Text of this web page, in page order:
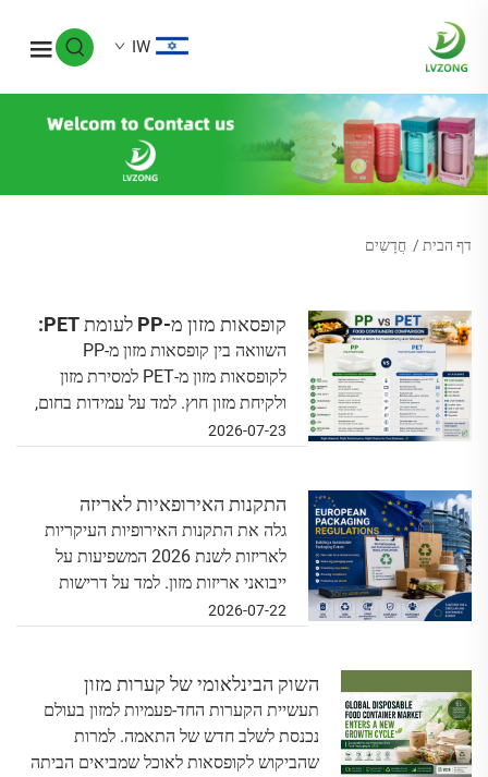
IW
דף הבית/ חֲדָשִים
קופסאות מזון מ-PP לעומת PET:
מה עדיף למסירת מזון ולקיחת מזון
חוץ?
השוואה בין קופסאות מזון מ-PP
לקופסאות מזון מ-PET למסירת מזון
ולקיחת מזון חוץ. למד על עמידות בחום,
ביטחון המזון, רכיבי קיימות, עלות והבחירה
2026-07-23
התקנות האירופאיות לאריזה
ב-2026: מה ייבואני המזון חייבים
לדעת
גלה את התקנות האירופיות העיקריות
לאריזות לשנת 2026 המשפיעות על
ייבואני אריזות מזון. למד על דרישות
קיימות, אסטרטגיות להישארת תקינות
2026-07-22
השוק הבינלאומי של קערות מזון
חד-פעמיות נכנס למחזור צמיחה חדש
תעשיית הקערות החד-פעמיות למזון בעולם
נכנסת לשלב חדש של התאמה. למרות
שהביקוש לקופסאות לאוכל שמביאים הביתה